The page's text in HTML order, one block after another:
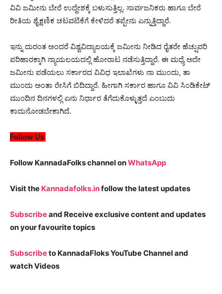
ವಿವಿ ಜಮೀನು ಬೇರೆ ಉದ್ದೇಶಕ್ಕೆ ಬಳುಸುತ್ತಿಲ್ಲ. ಸಾರ್ವಜನಿಕರು ಹಾಗೂ ಬೇರೆ
ರೀತಿಯ ಶೈಕ್ಷಣಿಕ ಚಟವಟಿಕೆಗೆ ಕೇಳಿದರೆ ತಪ್ಪೇನು ಎನ್ನುತ್ತಿದ್ದಾರೆ.
ಇನ್ನು ದುರಂತ ಅಂದರೆ ವಿಶ್ವವಿದ್ಯಾಲಯಕ್ಕೆ ಜಮೀನು ನೀಡಿದ ರೈತರೇ ಹೆಚ್ಷುವರಿ
ಪರಿಹಾರಕ್ಕಾಗಿ ನ್ಯಾಯಲಯದಲ್ಲಿ ಹೋರಾಟ ನಡೆಸುತ್ತಿದ್ದಾರೆ. ಈ ಮಧ್ಯೆ ಅದೇ
ಜಮೀನು ಪಡೆಯಲು ಸರ್ಕಾರದ ವಿವಿಧ ಇಲಾಖೆಗಳು ನಾ ಮುಂದು, ತಾ
ಮುಂದು ಅಂತಾ ರೇಸಿಗೆ ಬಿದಿದ್ದಾರೆ. ಹೀಗಾಗಿ ಸರ್ಕಾರ ಹಾಗೂ ವಿವಿ ಸಿಂಡಿಕೇಟ್
ಮುಂದಿನ ದಿನಗಳಲ್ಲಿ ಏನು ನಿರ್ಧಾರ ತೆಗೆದುಕೊಳ್ಳುತ್ತದೆ ಎಂಬುದು
ಕಾದುನೋಡಬೇಕಾಗಿದೆ.
Follow Us
Follow KannadaFolks channel onWhatsApp
Visit the Kannadafolks.infollow the latest updates
Subscribeand Receive exclusive content and updates
on your favourite topics
Subscribeto KannadaFloks YouTube Channel and
watch Videos